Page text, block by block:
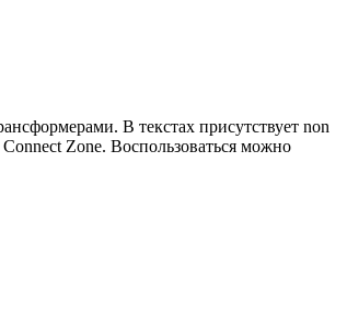
В текстах присутствует non
Zone. Воспользоваться можно